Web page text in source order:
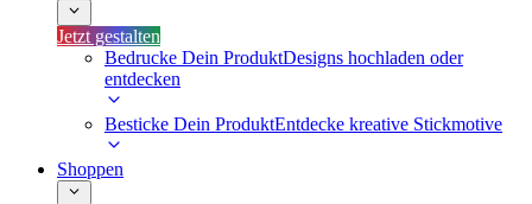
Jetzt gestalten
Bedrucke Dein ProduktDesigns hochladen oder
entdecken
Besticke Dein ProduktEntdecke kreative Stickmotive
Shoppen